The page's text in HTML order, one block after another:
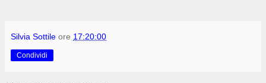
Silvia Sottile ore 17:20:00
Condividi